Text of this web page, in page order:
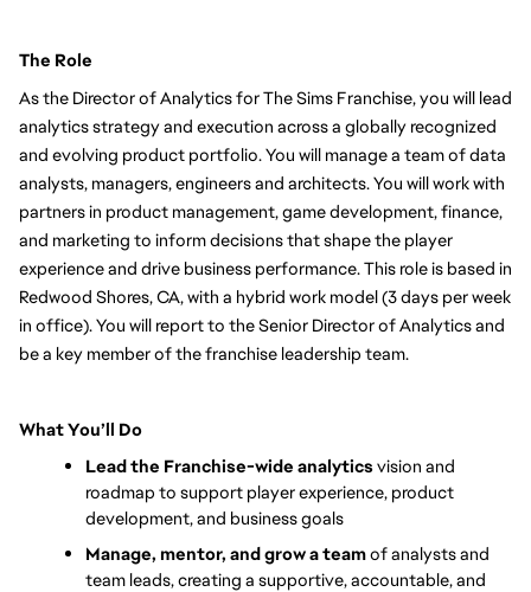
The Role
As the Director of Analytics for The Sims Franchise, you will lead
analytics strategy and execution across a globally recognized
and evolving product portfolio. You will manage a team of data
analysts, managers, engineers and architects. You will work with
partners in product management, game development, finance,
and marketing to inform decisions that shape the player
experience and drive business performance. This role is based in
Redwood Shores, CA, with a hybrid work model (3 days per week
in office). You will report to the Senior Director of Analytics and
be a key member of the franchise leadership team.
What You’ll Do
Lead the Franchise-wide analytics vision and
roadmap to support player experience, product
development, and business goals
Manage, mentor, and grow a team of analysts and
team leads, creating a supportive, accountable, and